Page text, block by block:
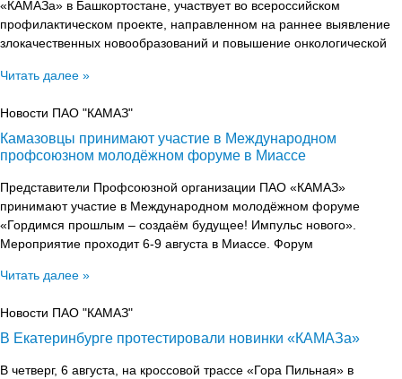
«КАМАЗа» в Башкортостане, участвует во всероссийском
профилактическом проекте, направленном на раннее выявление
злокачественных новообразований и повышение онкологической
Читать далее »
Новости ПАО "КАМАЗ"
Камазовцы принимают участие в Международном
профсоюзном молодёжном форуме в Миассе
Представители Профсоюзной организации ПАО «КАМАЗ»
принимают участие в Международном молодёжном форуме
«Гордимся прошлым – создаём будущее! Импульс нового».
Мероприятие проходит 6-9 августа в Миассе. Форум
Читать далее »
Новости ПАО "КАМАЗ"
В Екатеринбурге протестировали новинки «КАМАЗа»
В четверг, 6 августа, на кроссовой трассе «Гора Пильная» в